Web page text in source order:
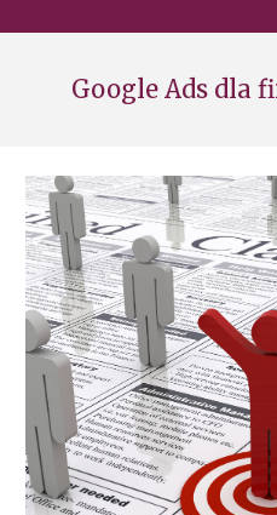
Google Ads dla